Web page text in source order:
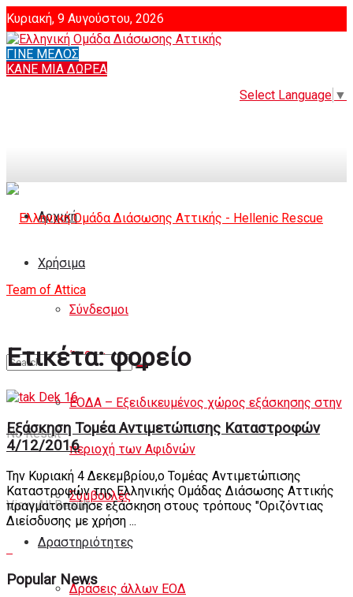
Κυριακή, 9 Αυγούστου, 2026
Login
Select Language ▼
ΓΙΝΕ ΜΕΛΟΣ
ΚΑΝΕ ΜΙΑ ΔΩΡΕΑ
Αρχική
Χρήσιμα
Σύνδεσμοι
Άρθρα
ΕΟΔΑ – Εξειδικευμένος χώρος εξάσκησης στην
περιοχή των Αφιδνών
Συμβουλές
Δραστηριότητες
Δράσεις άλλων ΕΟΔ
No Result
View All Result
Ετικέτα:φορείο
Εξάσκηση Τομέα Αντιμετώπισης Καταστροφών
4/12/2016
Την Κυριακή 4 Δεκεμβρίου,ο Τομέας Αντιμετώπισης
Καταστροφών της Ελληνικής Ομάδας Διάσωσης Αττικής
πραγματοποίησε εξάσκηση στους τρόπους "Οριζόντιας
Διείσδυσης με χρήση ...
Popular News